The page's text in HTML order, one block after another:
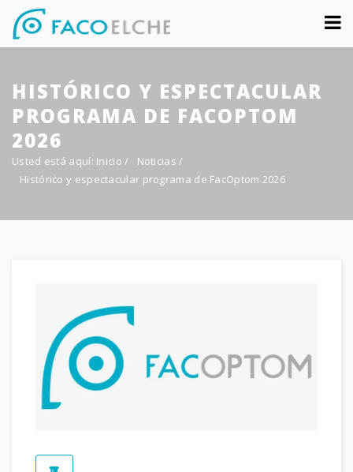
Sobre nosotros
Congreso
Multimedia
Foro FacoElche
HISTÓRICO Y ESPECTACULAR
PROGRAMA DE FACOPTOM
2026
Usted está aquí: Inicio / Noticias/
Histórico y espectacular programa de FacOptom 2026